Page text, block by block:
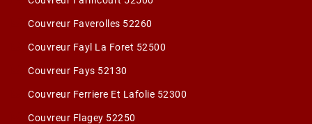
Couvreur Faverolles 52260
Couvreur Fayl La Foret 52500
Couvreur Fays 52130
Couvreur Ferriere Et Lafolie 52300
Couvreur Flagey 52250